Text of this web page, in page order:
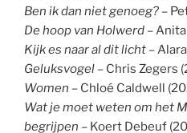
Ben ik dan niet genoeg? –
De hoop van Holwerd –
Kijk es naar al dit licht –
Geluksvogel – Chris Zegers
Women – Chloé Caldwell
Wat je moet weten om het
begrijpen – Koert Debeuf